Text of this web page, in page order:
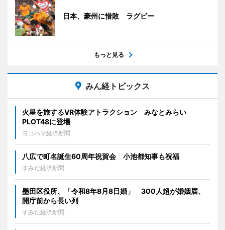
日本、豪州に惜敗 ラグビー
もっと見る
みん経トピックス
火星を旅するVR体験アトラクション みなとみらい
PLOT48に登場
ヨコハマ経済新聞
八広で町名誕生60周年祝賀会 小池都知事も祝福
すみだ経済新聞
墨田区役所、「令和8年8月8日婚」 300人超が婚姻届、
開庁前から長い列
すみだ経済新聞